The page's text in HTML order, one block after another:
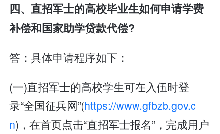
四、直招军士的高校毕业生如何申请学费
补偿和国家助学贷款代偿?
答：具体申请程序如下：
(一)直招军士的高校学生可在入伍时登
录“全国征兵网”(https://www.gfbzb.gov.c
n)，在首页点击“直招军士报名”，完成用户